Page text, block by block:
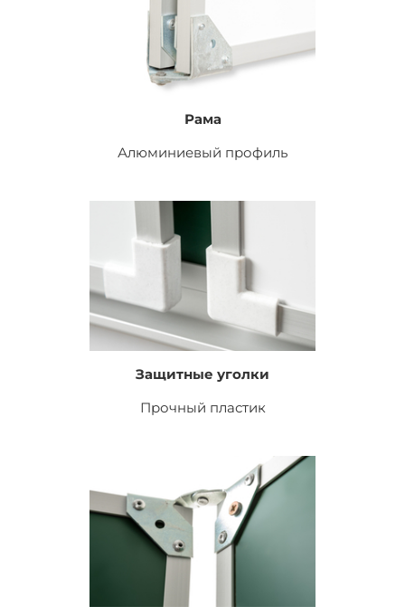
Рама
Алюминиевый профиль
Защитные уголки
Прочный пластик